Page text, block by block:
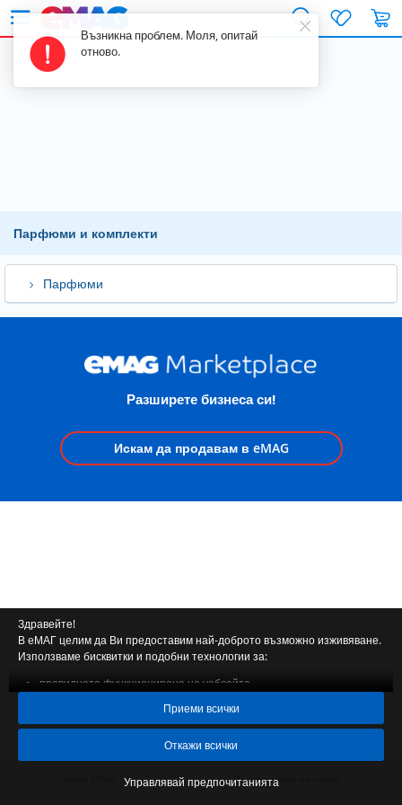
Възникна проблем. Моля, опитай
отново.
(mobile) Open
Парфюми и комплекти
Парфюми
Разширете бизнеса си!
Искам да продавам в eMAG
| Пълен размер на сайта
Здравейте!
В еМАГ целим да Ви предоставим най-доброто възможно изживяване.
Използваме бисквитки и подобни технологии за:
правилното функциониране на уебсайта,
персонализирана реклама.
С натискането на бутона "Приемам всички" Вие се съгласявате
Вашите данни (като активност на сайта и информация за
устройството) да бъдат използвани от нас и нашите партньори за
гореспоменатите цели. Ако изберете "Отхвърли всички" ние ще
Приеми всички
Откажи всички
Управлявай предпочитанията